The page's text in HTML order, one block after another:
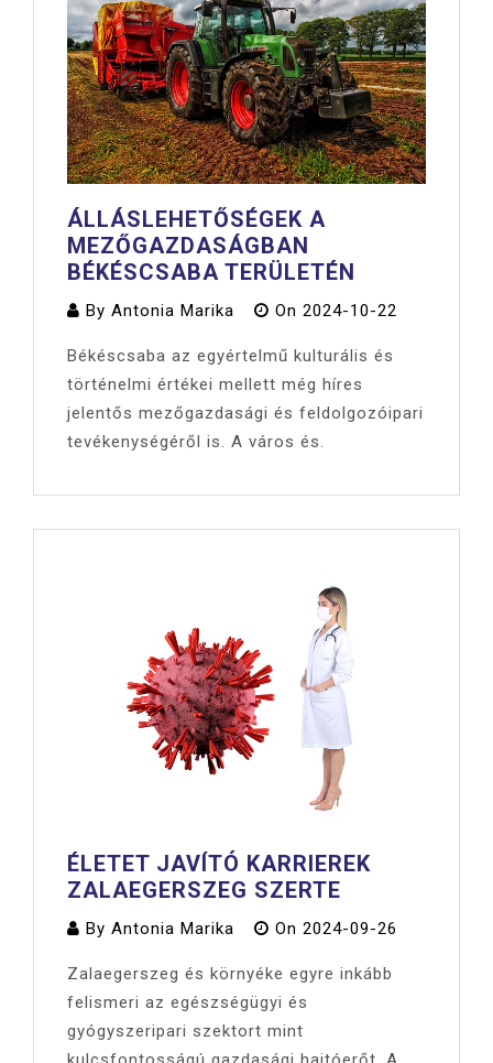
ÁLLÁSLEHETŐSÉGEK A
MEZŐGAZDASÁGBAN
BÉKÉSCSABA TERÜLETÉN
By Antonia Marika On 2024-10-22
Békéscsaba az egyértelmű kulturális és
történelmi értékei mellett még híres
jelentős mezőgazdasági és feldolgozóipari
tevékenységéről is. A város és.
ÉLETET JAVÍTÓ KARRIEREK
ZALAEGERSZEG SZERTE
By Antonia Marika On 2024-09-26
Zalaegerszeg és környéke egyre inkább
felismeri az egészségügyi és
gyógyszeripari szektort mint